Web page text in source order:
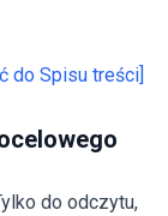
do Spisu treści]
do odczytu,